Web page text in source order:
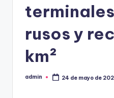
rusos y
km²
Publicado
admin 24 de mayo de